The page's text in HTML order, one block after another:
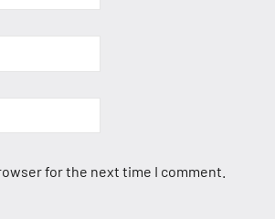
for the next time I comment.